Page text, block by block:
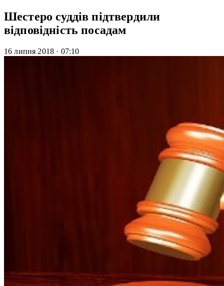
Шестеро суддів підтвердили
відповідність посадам
16 липня 2018 · 07:10